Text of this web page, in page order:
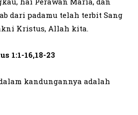
dari padamu telah terbit Sang
Kristus, Allah kita.
1:1-16,18-23
kandungannya adalah